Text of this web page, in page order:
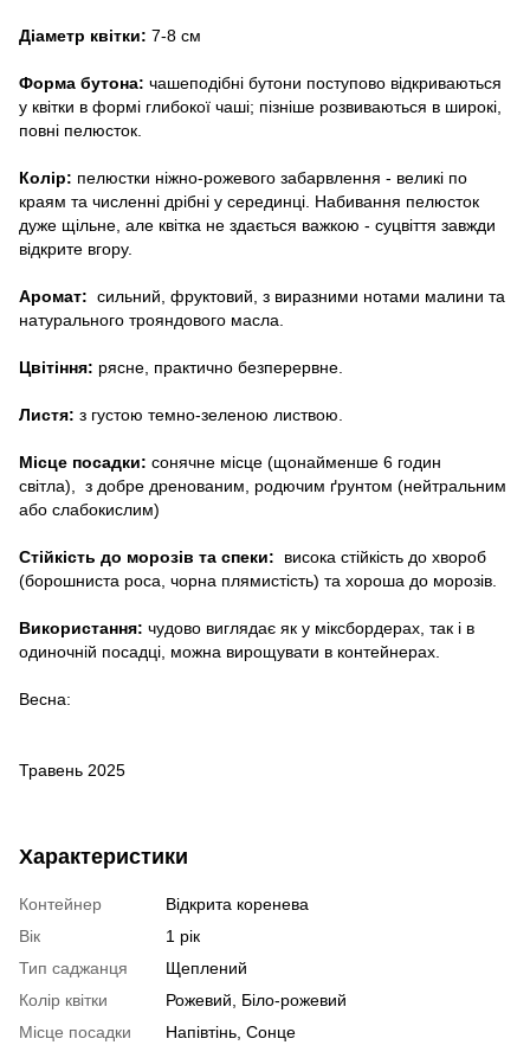
Діаметр квітки: 7-8 см
Форма бутона: чашеподібні бутони поступово відкриваються
у квітки в формі глибокої чаші; пізніше розвиваються в широкі,
повні пелюсток.
Колір: пелюстки ніжно-рожевого забарвлення - великі по
краям та численні дрібні у серединці. Набивання пелюсток
дуже щільне, але квітка не здається важкою - суцвіття завжди
відкрите вгору.
Аромат: сильний, фруктовий, з виразними нотами малини та
натурального трояндового масла.
Цвітіння: рясне, практично безперервне.
Листя: з густою темно-зеленою листвою.
Місце посадки: сонячне місце (щонайменше 6 годин
світла), з добре дренованим, родючим ґрунтом (нейтральним
або слабокислим)
Стійкість до морозів та спеки:
висока стійкість до хвороб
(борошниста роса, чорна плямистість) та хороша до морозів.
Використання: чудово виглядає як у міксбордерах, так і в
одиночній посадці, можна вирощувати в контейнерах.
Весна:
Травень 2025
Характеристики
Контейнер
Відкрита коренева
Вік
1 рік
Тип саджанця
Щеплений
Колір квітки
Рожевий, Біло-рожевий
Місце посадки
Напівтінь, Сонце